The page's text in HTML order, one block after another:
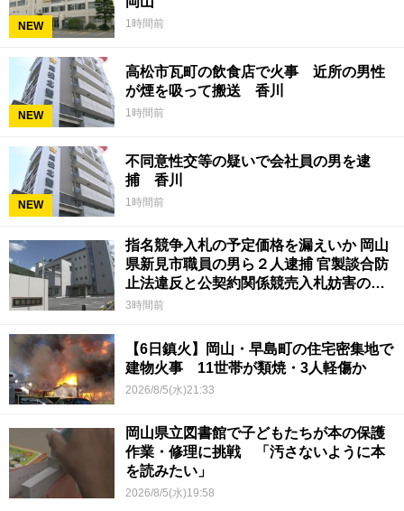
NEW 1時間前
NEW
高松市瓦町の飲食店で火事 近所の男性
が煙を吸って搬送 香川
1時間前
NEW
不同意性交等の疑いで会社員の男を逮
捕 香川
1時間前
指名競争入札の予定価格を漏えいか 岡山
県新見市職員の男ら２人逮捕 官製談合防
止法違反と公契約関係競売入札妨害の疑
い
3時間前
【6日鎮火】岡山・早島町の住宅密集地で
建物火事 11世帯が類焼・3人軽傷か
2026/8/5(水)21:33
岡山県立図書館で子どもたちが本の保護
作業・修理に挑戦 「汚さないように本
を読みたい」
2026/8/5(水)19:58